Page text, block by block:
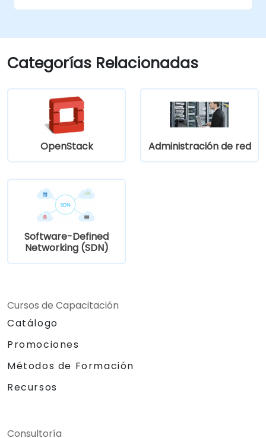
Categorías Relacionadas
OpenStack Administración de red
Software-Defined
Networking (SDN)
Cursos de Capacitación
Catálogo
Promociones
Métodos de Formación
Recursos
Consultoría